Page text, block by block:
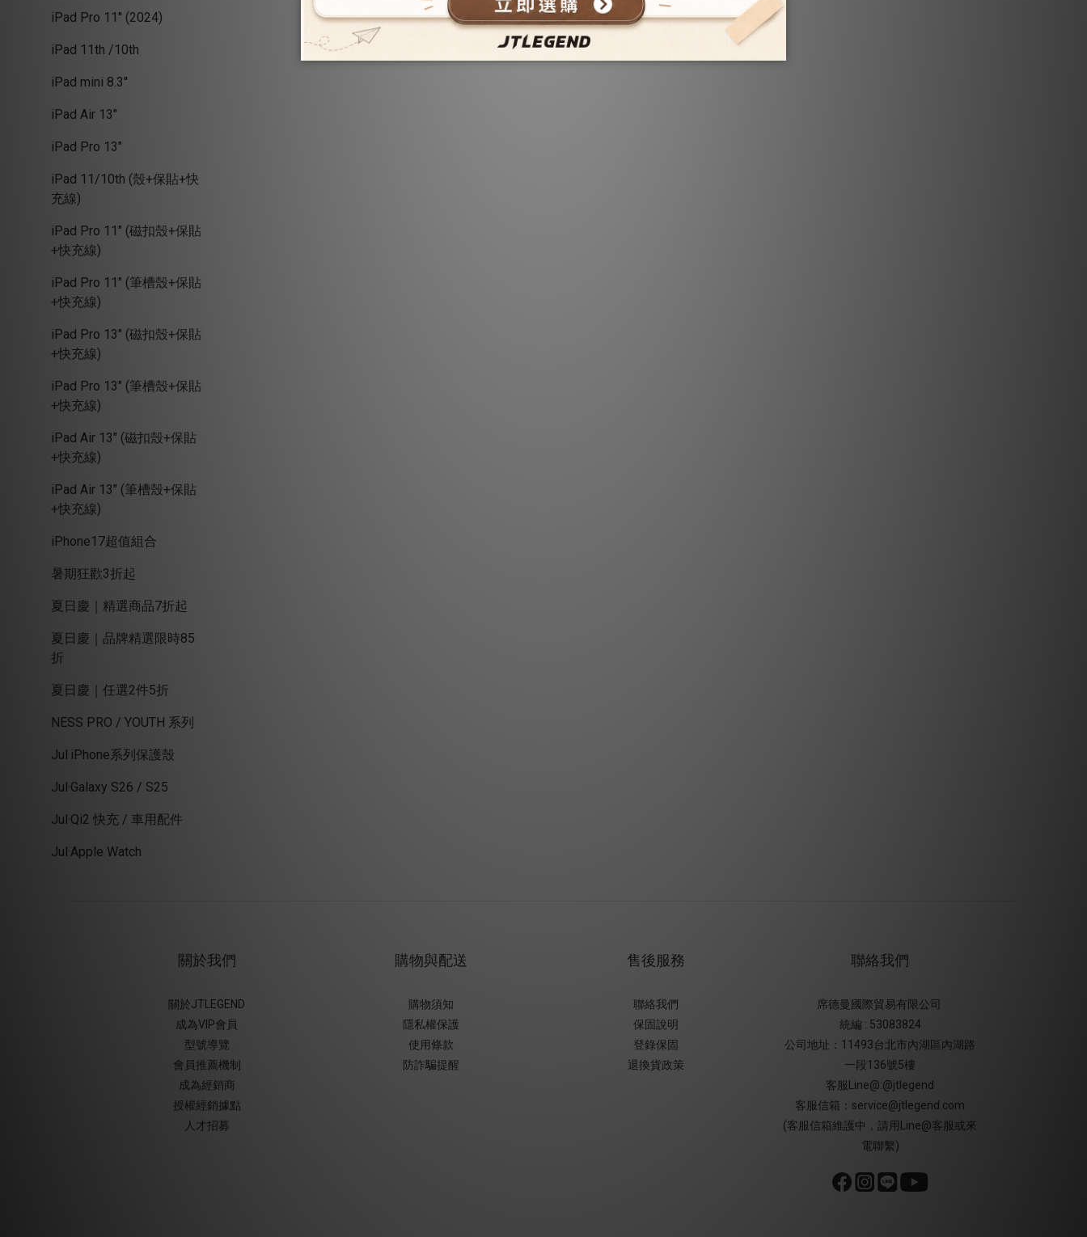
iPad Pro 11'' (2024)
iPad 11th /10th
iPad mini 8.3''
iPad Air 13"
iPad Pro 13"
iPad 11/10th (殼+保貼+快
充線)
iPad Pro 11" (磁扣殼+保貼
+快充線)
iPad Pro 11" (筆槽殼+保貼
+快充線)
iPad Pro 13" (磁扣殼+保貼
+快充線)
iPad Pro 13" (筆槽殼+保貼
+快充線)
iPad Air 13" (磁扣殼+保貼
+快充線)
iPad Air 13" (筆槽殼+保貼
+快充線)
iPhone17超值組合
暑期狂歡3折起
夏日慶｜精選商品7折起
夏日慶｜品牌精選限時85
折
夏日慶｜任選2件5折
NESS PRO / YOUTH 系列
Jul·iPhone系列保護殼
Jul·Galaxy S26 / S25
Jul·Qi2 快充 / 車用配件
Jul·Apple Watch
關於我們
關於JTLEGEND
成為VIP會員
型號導覽
會員推薦機制
成為經銷商
授權經銷據點
人才招募
購物與配送
購物須知
隱私權保護
使用條款
防詐騙提醒
售後服務
聯絡我們
保固說明
登錄保固
退換貨政策
聯絡我們
席德曼國際貿易有限公司
統編 : 53083824
公司地址：11493台北市內湖區內湖路
一段136號5樓
客服Line@:@jtlegend
客服信箱：service@jtlegend.com
(客服信箱維護中，請用Line@客服或來
電聯繫)